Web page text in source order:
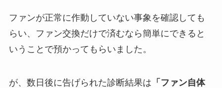
ファンが正常に作動していない事象を確認しても
らい、ファン交換だけで済むなら簡単にできると
いうことで預かってもらいました。
が、数日後に告げられた診断結果は 「ファン自体